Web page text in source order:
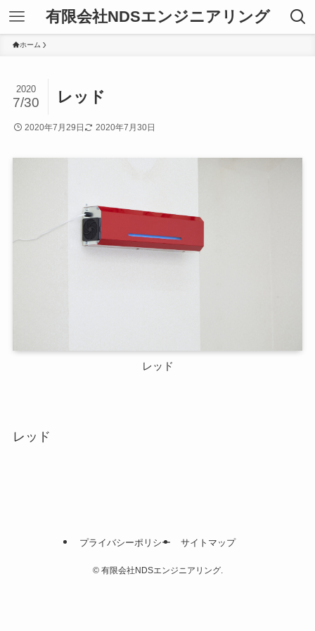
有限会社NDSエンジニアリング
ホーム
レッド
2020
7/30
2020年7月29日 2020年7月30日
レッド
レッド
プライバシーポリシー サイトマップ
©有限会社NDSエンジニアリング.